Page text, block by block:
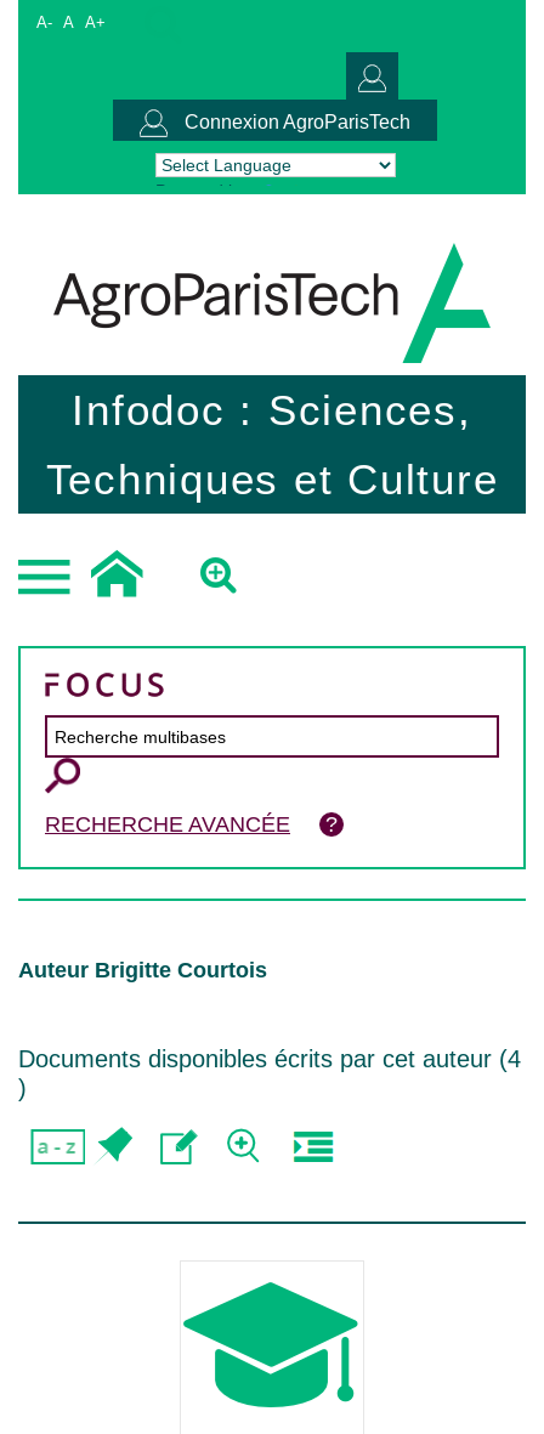
A- A A+
Connexion AgroParisTech
Powered by Translate
Infodoc : Sciences,
Techniques et Culture
RECHERCHE AVANCÉE
Auteur Brigitte Courtois
Documents disponibles écrits par cet auteur (4
)